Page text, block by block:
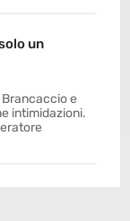
un
e
intimidazioni.